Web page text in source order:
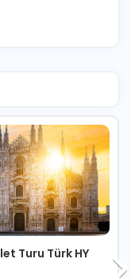
Turu Türk HY